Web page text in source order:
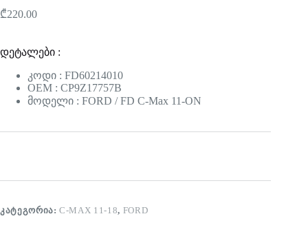
₾220.00
დეტალები :
კოდი : FD60214010
OEM : CP9Z17757B
მოდელი : FORD / FD C-Max 11-ON
ᲙᲐᲢᲔᲒᲝᲠᲘᲐ:C-MAX 11-18, FORD